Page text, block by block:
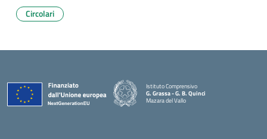
Circolari
Istituto Comprensivo
G. Grassa - G. B. Quinci
Mazara del Vallo